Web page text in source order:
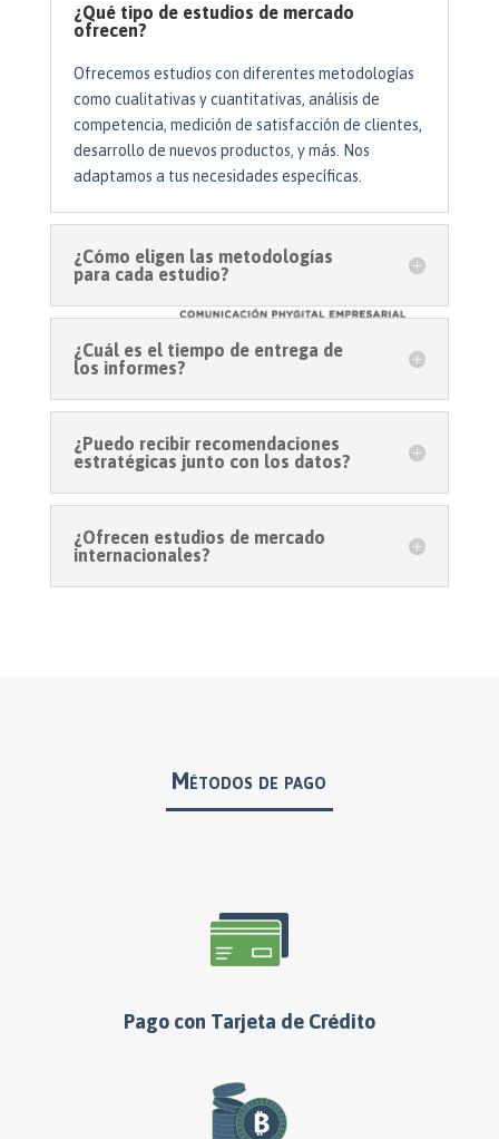
¿Qué tipo de estudios de mercado
ofrecen?
Ofrecemos estudios con diferentes metodologías
como cualitativas y cuantitativas, análisis de
competencia, medición de satisfacción de clientes,
desarrollo de nuevos productos, y más. Nos
adaptamos a tus necesidades específicas.
¿Cómo eligen las metodologías
para cada estudio?
¿Cuál es el tiempo de entrega de
los informes?
¿Puedo recibir recomendaciones
estratégicas junto con los datos?
¿Ofrecen estudios de mercado
internacionales?
Métodos de pago
Pago con Tarjeta de Crédito